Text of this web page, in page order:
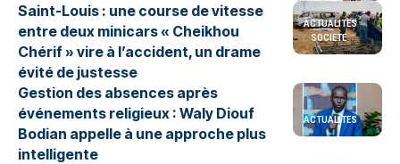
ACTUALITES
SOCIETE
Saint-Louis : une course de vitesse
entre deux minicars « Cheikhou
Chérif » vire à l’accident, un drame
évité de justesse
ACTUALITES
Gestion des absences après
événements religieux : Waly Diouf
Bodian appelle à une approche plus
intelligente